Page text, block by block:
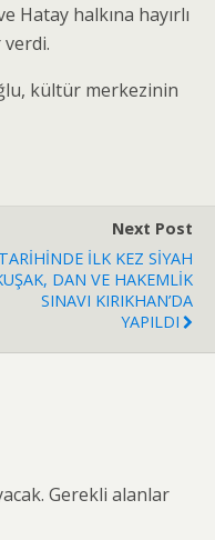
Hatay halkına hayırlı
verdi.
kültür merkezinin
Next Post
TARİHİNDE İLK KEZ SİYAH
DAN VE HAKEMLİK
SINAVI KIRIKHAN’DA
YAPILDI
Gerekli alanlar